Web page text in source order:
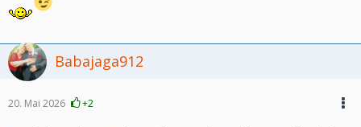
Babajaga912
20. Mai 2026 +2